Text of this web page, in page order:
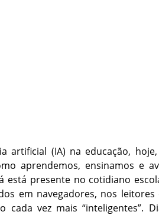
artificial (IA) na educação,
aprendemos, ensinamos e
está presente no cotidiano
em navegadores, nos
cada vez mais “inteligentes”.